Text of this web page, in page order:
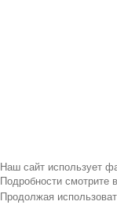
Наш сайт использует
Подробности смотрите
Продолжая